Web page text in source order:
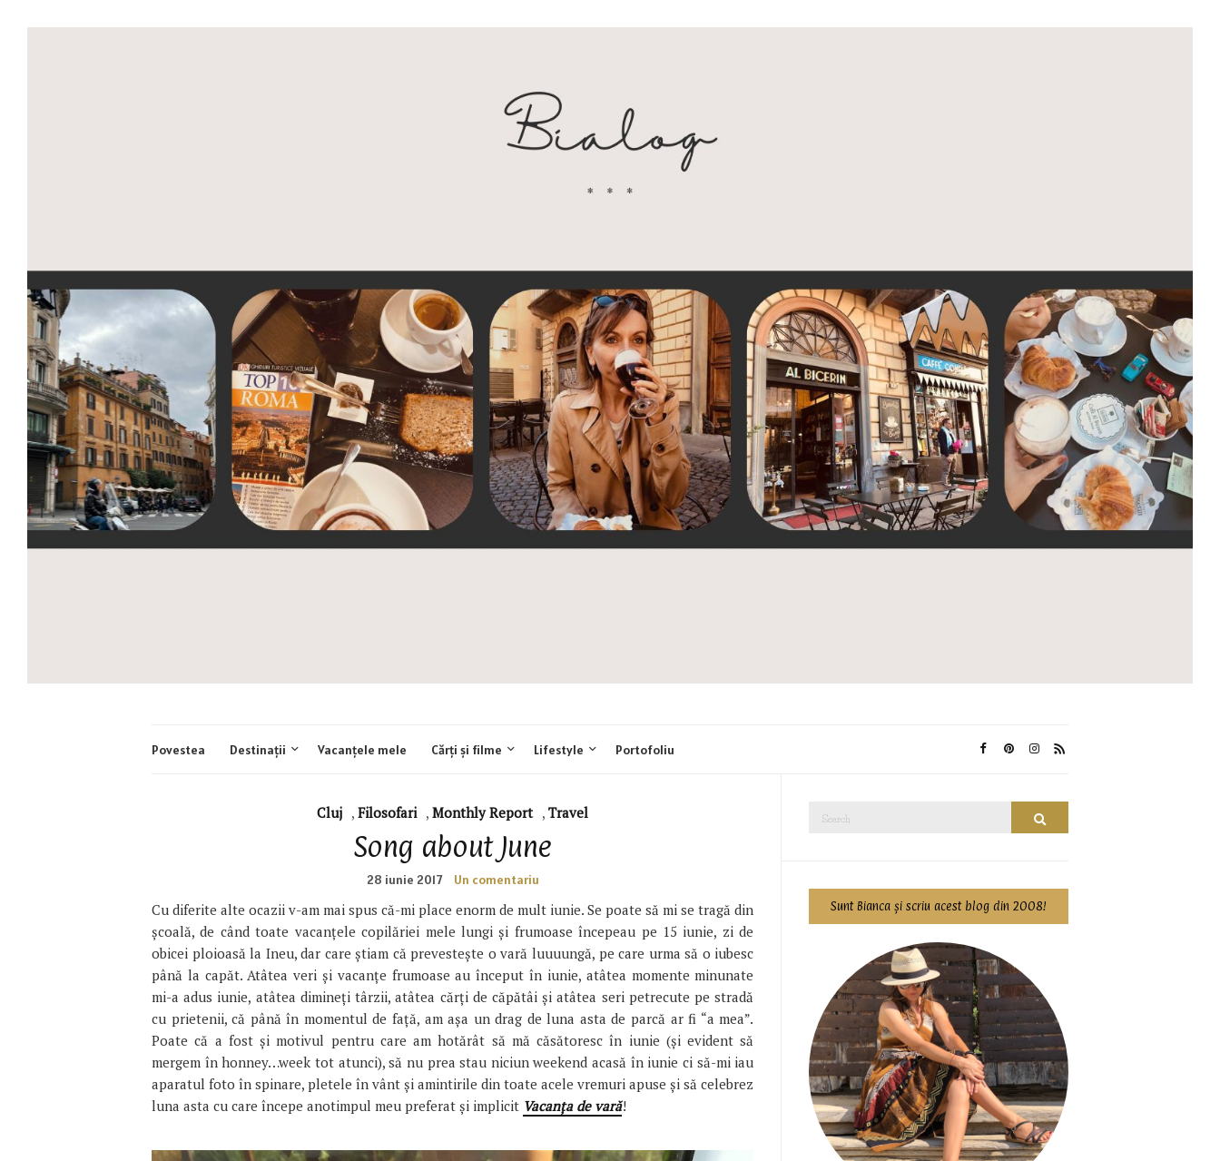
Povestea Destinații Vacanțele mele Cărți și filme Lifestyle Portofoliu
Cluj ,Filosofari ,Monthly Report ,Travel
Song about June
28 iunie 2017 Un comentariu
Cu diferite alte ocazii v-am mai spus că-mi place enorm de mult iunie. Se poate să mi se tragă din
școală, de când toate vacanțele copilăriei mele lungi și frumoase începeau pe 15 iunie, zi de
obicei ploioasă la Ineu, dar care știam că prevestește o vară luuuungă, pe care urma să o iubesc
până la capăt. Atâtea veri și vacanțe frumoase au început în iunie, atâtea momente minunate
mi-a adus iunie, atâtea dimineți târzii, atâtea cărți de căpătâi și atâtea seri petrecute pe stradă
cu prietenii, că până în momentul de față, am așa un drag de luna asta de parcă ar fi “a mea”.
Poate că a fost și motivul pentru care am hotărât să mă căsătoresc în iunie (și evident să
mergem în honney…week tot atunci), să nu prea stau niciun weekend acasă în iunie ci să-mi iau
aparatul foto în spinare, pletele în vânt și amintirile din toate acele vremuri apuse și să celebrez
luna asta cu care începe anotimpul meu preferat și implicit Vacanța de vară!
Search
Search
Sunt Bianca și scriu acest blog din 2008!